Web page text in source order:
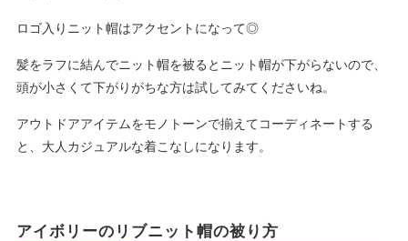
ロゴ入りニット帽はアクセントになって◎
髪をラフに結んでニット帽を被るとニット帽が下がらないので、
頭が小さくて下がりがちな方は試してみてくださいね。
アウトドアアイテムをモノトーンで揃えてコーディネートする
と、大人カジュアルな着こなしになります。
アイボリーのリブニット帽の被り方